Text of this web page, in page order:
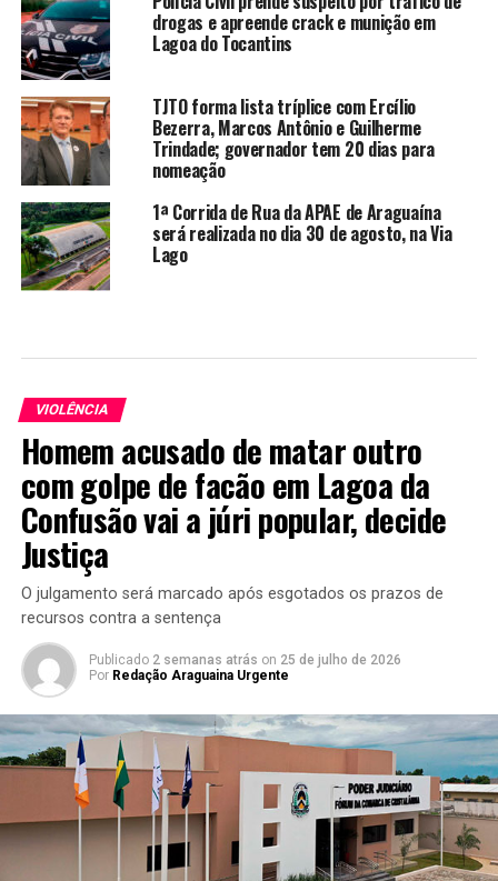
drogas e apreende crack e munição em
Lagoa do Tocantins
TJTO forma lista tríplice com Ercílio
Bezerra, Marcos Antônio e Guilherme
Trindade; governador tem 20 dias para
nomeação
1ª Corrida de Rua da APAE de Araguaína
será realizada no dia 30 de agosto, na Via
Lago
VIOLÊNCIA
Homem acusado de matar outro
com golpe de facão em Lagoa da
Confusão vai a júri popular, decide
Justiça
O julgamento será marcado após esgotados os prazos de
recursos contra a sentença
Publicado 2 semanas atrás on 25 de julho de 2026
Por Redação Araguaina Urgente